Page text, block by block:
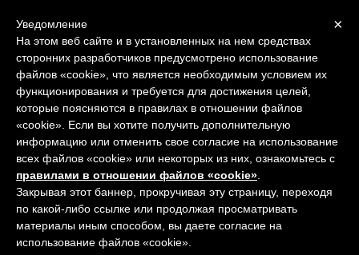
Уровни знания иностранного
языка
Наши школы проводят курсы на 6 уровнях знаний
итальянского языка (каждый из них разделен на 2
подуровня продолжительностью 2 недели), следуя
×
Уведомление
На этом веб сайте и в установленных на нем средствах
сторонних разработчиков предусмотрено использование
файлов «cookie», что является необходимым условием их
функционирования и требуется для достижения целей,
которые поясняются в правилах в отношении файлов
«cookie». Если вы хотите получить дополнительную
информацию или отменить свое согласие на использование
всех файлов «cookie» или некоторых из них, ознакомьтесь с
правилами в отношении файлов «cookie»
Закрывая этот баннер, прокручивая эту страницу, переходя
по какой-либо ссылке или продолжая просматривать
материалы иным способом, вы даете согласие на
использование файлов «cookie».